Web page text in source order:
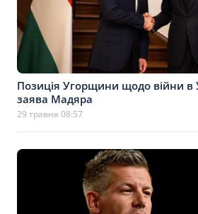
Позиція Угорщини щодо війни в
заява Мадяра
29 травня 08:57